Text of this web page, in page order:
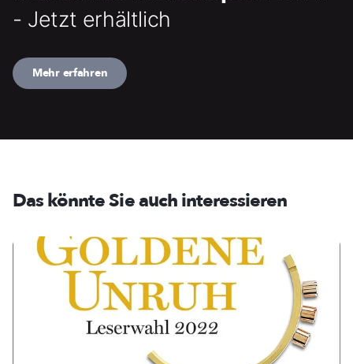
- Jetzt erhältlich
Mehr erfahren
Das könnte Sie auch interessieren